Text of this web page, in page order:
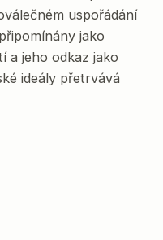
uspořádání
jako
a jeho odkaz jako
ideály přetrvává